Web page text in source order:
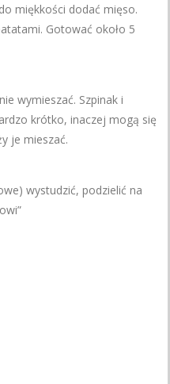
miękkości dodać mięso.
Gotować około 5
wymieszać. Szpinak i
krótko, inaczej mogą się
je mieszać.
wystudzić, podzielić na